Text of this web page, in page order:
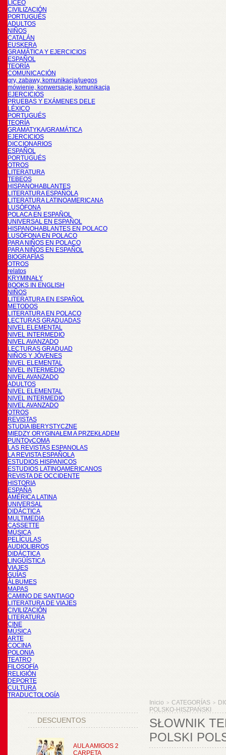
LICEO
CIVILIZACIÓN
PORTUGUÉS
ADULTOS
NIÑOS
CATALÁN
EUSKERA
GRAMÁTICA Y EJERCICIOS
ESPAÑOL
TEORÍA
COMUNICACIÓN
gry, zabawy, komunikacja/juegos
mówienie, konwersacje, komunikacja
EJERCICIOS
PRUEBAS Y EXÁMENES DELE
LÉXICO
PORTUGUÉS
TEORÍA
GRAMATYKA/GRAMÁTICA
EJERCICIOS
DICCIONARIOS
ESPAÑOL
PORTUGUÉS
OTROS
LITERATURA
TEBEOS
HISPANOHABLANTES
LITERATURA ESPAÑOLA
LITERATURA LATINOAMERICANA
LUSÓFONA
POLACA EN ESPAÑOL
UNIVERSAL EN ESPAÑOL
HISPANOHABLANTES EN POLACO
LUSÓFONA EN POLACO
PARA NIÑOS EN POLACO
PARA NIÑOS EN ESPAÑOL
BIOGRAFÍAS
OTROS
relatos
KRYMINAŁY
BOOKS IN ENGLISH
NIÑOS
LITERATURA EN ESPAÑOL
METODOS
LITERATURA EN POLACO
LECTURAS GRADUADAS
NIVEL ELEMENTAL
NIVEL INTERMEDIO
NIVEL AVANZADO
LECTURAS GRADUAD
NIÑOS Y JÓVENES
NIVEL ELEMENTAL
NIVEL INTERMEDIO
NIVEL AVANZADO
ADULTOS
NIVEL ELEMENTAL
NIVEL INTERMEDIO
NIVEL AVANZADO
OTROS
REVISTAS
STUDIA IBERYSTYCZNE
MIĘDZY ORYGINAŁEM A PRZEKŁADEM
PUNTOyCOMA
LAS REVISTAS ESPANOLAS
LA REVISTA ESPAÑOLA
ESTUDIOS HISPANICOS
ESTUDIOS LATINOAMERICANOS
REVISTA DE OCCIDENTE
HISTORIA
ESPAÑA
AMÉRICA LATINA
UNIVERSAL
DIDÁCTICA
MULTIMEDIA
CASSETTE
MÚSICA
PELÍCULAS
AUDIOLIBROS
DIDÁCTICA
LINGÜÍSTICA
VIAJES
GUÍAS
ÁLBUMES
MAPAS
CAMINO DE SANTIAGO
LITERATURA DE VIAJES
CIVILIZACIÓN
LITERATURA
CINE
MÚSICA
ARTE
COCINA
POLONIA
TEATRO
FILOSOFÍA
RELIGIÓN
DEPORTE
CULTURA
TRADUCTOLOGÍA
DESCUENTOS
AULA AMIGOS 2
CARPETA
Inicio > CATEGORÍAS >
POLSKO-HISZPAŃSKI
SŁOWNIK
POLSKI